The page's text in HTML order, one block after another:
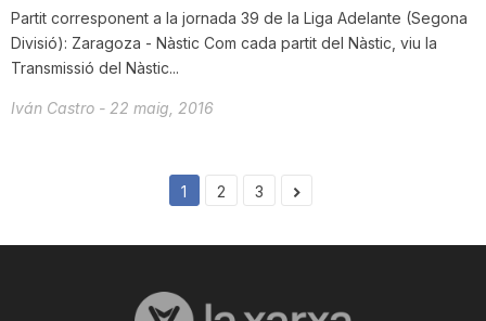
Partit corresponent a la jornada 39 de la Liga Adelante (Segona
Divisió): Zaragoza - Nàstic Com cada partit del Nàstic, viu la
Transmissió del Nàstic...
Iván Castro - 22 maig, 2016
1 2 3